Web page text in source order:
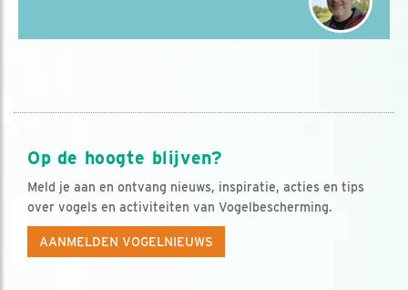
Op de hoogte blijven?
Meld je aan en ontvang nieuws, inspiratie, acties en tips
over vogels en activiteiten van Vogelbescherming.
AANMELDEN VOGELNIEUWS